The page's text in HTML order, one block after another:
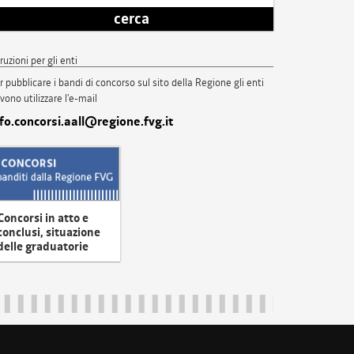
cerca
per gli enti
pubblicare i bandi di concorso sul sito della Regione gli enti
utilizzare l'e-mail
in atto e
situazione
graduatorie